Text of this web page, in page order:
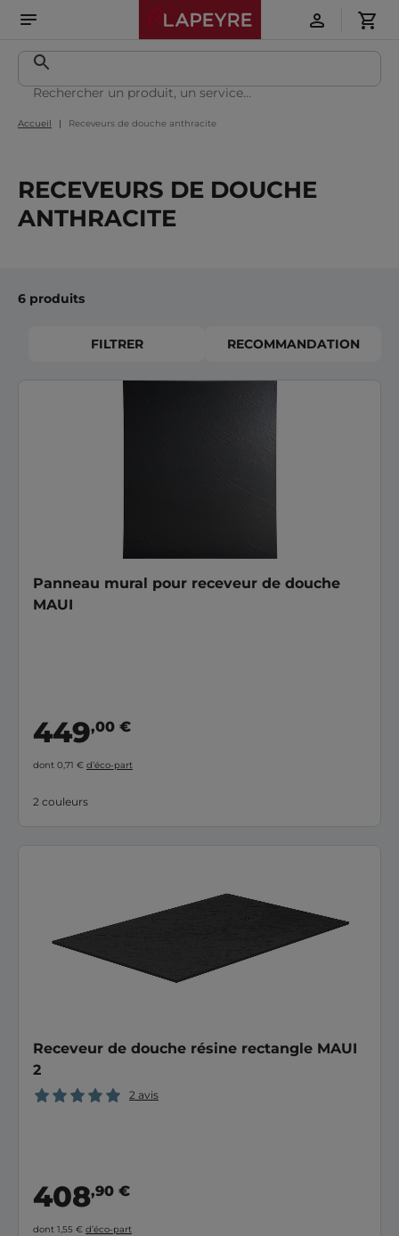
Accueil Receveurs de douche anthracite
RECEVEURS DE DOUCHE
ANTHRACITE
6 produits
FILTRER RECOMMANDATION
Panneau mural pour receveur de douche
MAUI
449,00 €
dont 0,71 € d’éco-part
2 couleurs
Receveur de douche résine rectangle MAUI
2
2 avis
408,90 €
dont 1,55 € d’éco-part